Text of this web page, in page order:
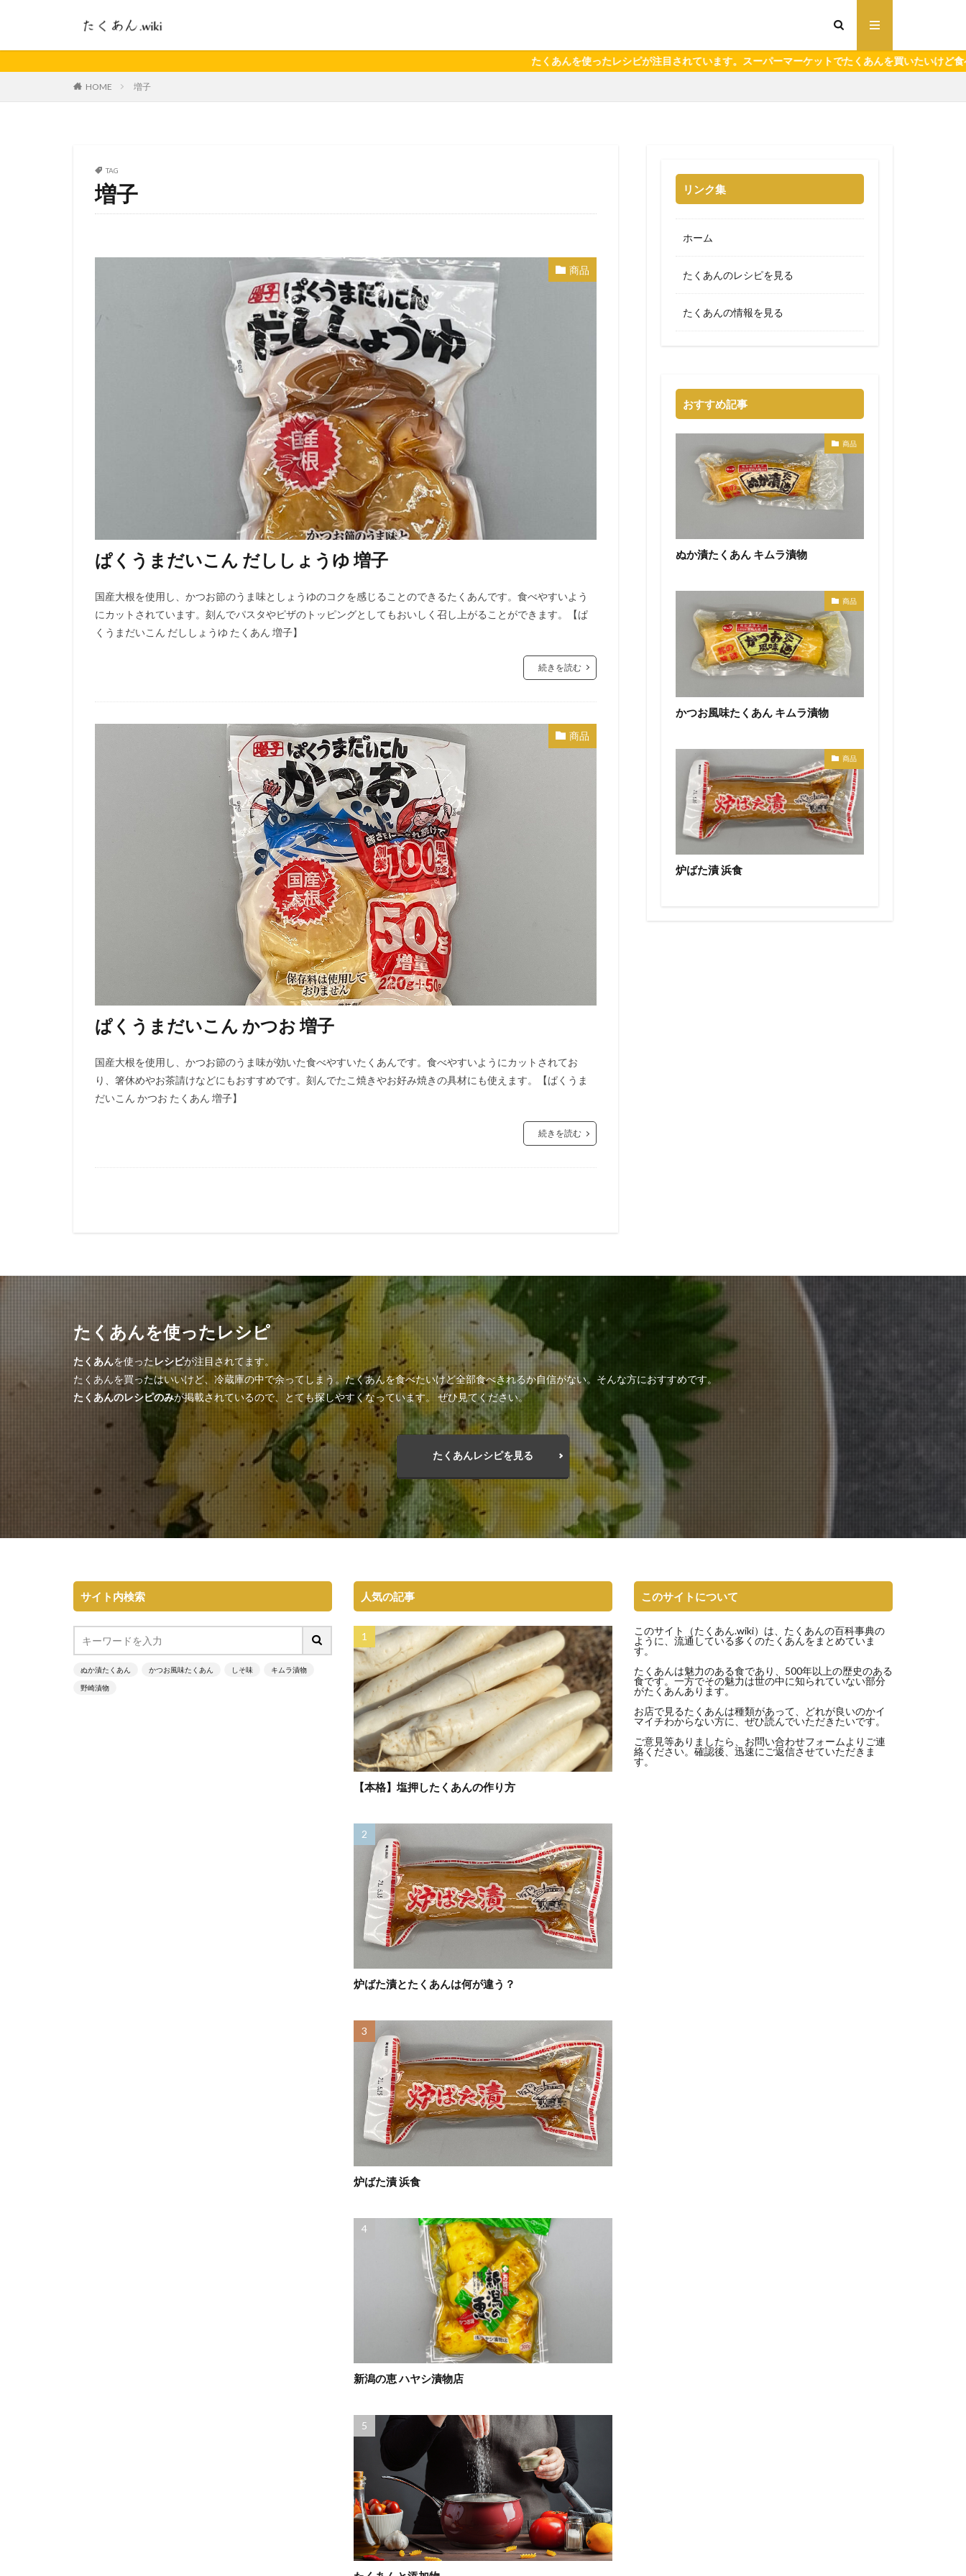
たくあんを使ったレシピが注目されています。スーパーマーケットでたくあんを買いたいけど食べきれるか自信がな
HOME 増子
TAG
増子
商品
ぱくうまだいこん だししょうゆ 増子
国産大根を使用し、かつお節のうま味としょうゆのコクを感じることのできるたくあんです。食べやすいよう
にカットされています。刻んでパスタやピザのトッピングとしてもおいしく召し上がることができます。【ぱ
くうまだいこん だししょうゆ たくあん 増子】
続きを読む
商品
ぱくうまだいこん かつお 増子
国産大根を使用し、かつお節のうま味が効いた食べやすいたくあんです。食べやすいようにカットされてお
り、箸休めやお茶請けなどにもおすすめです。刻んでたこ焼きやお好み焼きの具材にも使えます。【ぱくうま
だいこん かつお たくあん 増子】
続きを読む
リンク集
ホーム
たくあんのレシピを見る
たくあんの情報を見る
おすすめ記事
商品
ぬか漬たくあん キムラ漬物
商品
かつお風味たくあん キムラ漬物
商品
炉ばた漬 浜食
たくあんを使ったレシピ
たくあんを使ったレシピが注目されてます。
たくあんを買ったはいいけど、冷蔵庫の中で余ってしまう。たくあんを食べたいけど全部食べきれるか自信がない。そんな方におすすめです。
たくあんのレシピのみが掲載されているので、とても探しやすくなっています。 ぜひ見てください。
たくあんレシピを見る
サイト内検索
ぬか漬たくあん かつお風味たくあん しそ味 キムラ漬物
野崎漬物
人気の記事
【本格】塩押したくあんの作り方
炉ばた漬とたくあんは何が違う？
炉ばた漬 浜食
新潟の恵 ハヤシ漬物店
このサイトについて
このサイト（たくあん.wiki）は、たくあんの百科事典の
ように、流通している多くのたくあんをまとめていま
す。
たくあんは魅力のある食であり、500年以上の歴史のある
食です。一方でその魅力は世の中に知られていない部分
がたくあんあります。
お店で見るたくあんは種類があって、どれが良いのかイ
マイチわからない方に、ぜひ読んでいただきたいです。
ご意見等ありましたら、 お問い合わせフォームよりご連
絡ください。確認後、迅速にご返信させていただきま
す。